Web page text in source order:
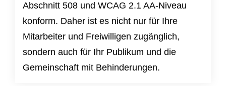
Abschnitt 508 und WCAG 2.1 AA-Niveau
konform. Daher ist es nicht nur für Ihre
Mitarbeiter und Freiwilligen zugänglich,
sondern auch für Ihr Publikum und die
Gemeinschaft mit Behinderungen.